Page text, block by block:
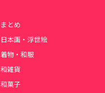
まとめ
日本画・浮世絵
着物・和服
和雑貨
和菓子